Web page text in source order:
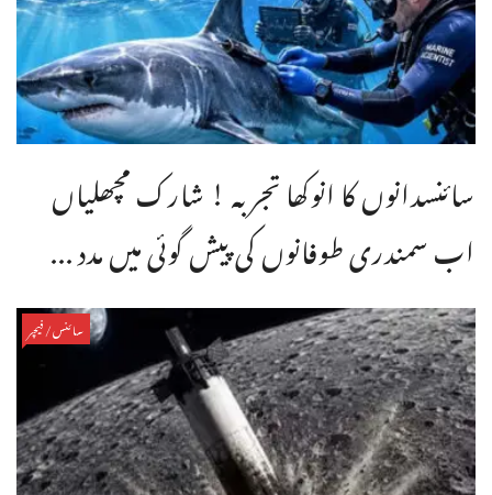
سائنسدانوں کا انوکھا تجربہ ! شارک مچھلیاں
اب سمندری طوفانوں کی پیش گوئی میں مدد ...
سائنس/فیچر